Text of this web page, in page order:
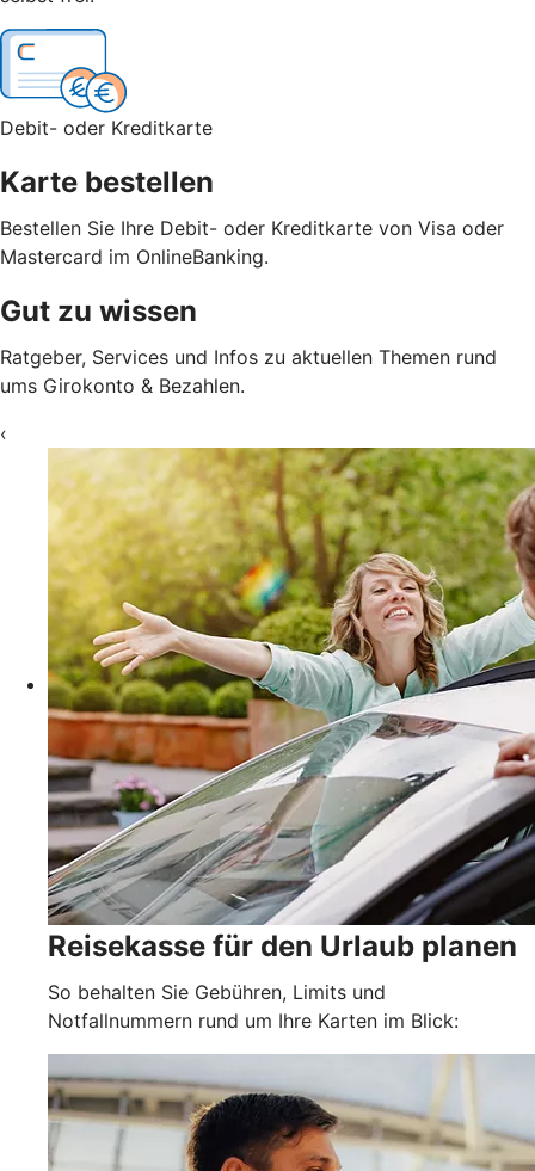
Debit- oder Kreditkarte
Karte bestellen
Bestellen Sie Ihre Debit- oder Kreditkarte von Visa oder
Mastercard im OnlineBanking.
Gut zu wissen
Ratgeber, Services und Infos zu aktuellen Themen rund
ums Girokonto & Bezahlen.
‹
Reisekasse für den Urlaub planen
So behalten Sie Gebühren, Limits und
Notfallnummern rund um Ihre Karten im Blick: